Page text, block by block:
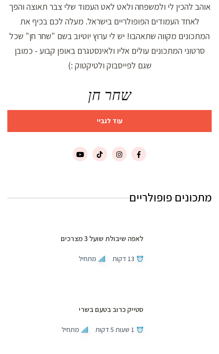
אוהב להכין לי ולמשפחה ולאט לאט העמוד שלי צבר תאוצה והפך
לאחד העמודים הפופולריים בישראל. מעלה לכם בכיף את
המתכונים מקווה שתאהבו! יש לי ערוץ יוטיוב בשם "שחר חן" שכל
סרטוני המתכונים עולים אליו ולאינסטגרם באופן קבוע - כמובן
שגם לפייסבוק ולטיקטוק :)
שחר חן
עוד לגביי
מתכונים פופולריים
לאפה שיבולת שועל 3 מצרכים
13 דקות מתחיל
סטייק כרוב בטעם בשרי
1 שעות 5 דקות מתחיל